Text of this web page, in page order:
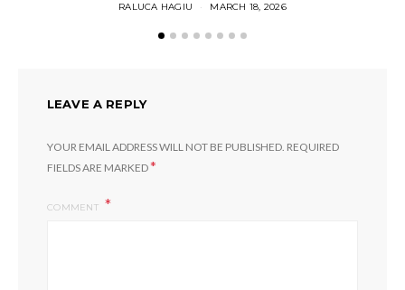
RALUCA HAGIU MARCH 18, 2026
LEAVE A REPLY
YOUR EMAIL ADDRESS WILL NOT BE PUBLISHED. REQUIRED
FIELDS ARE MARKED*
COMMENT